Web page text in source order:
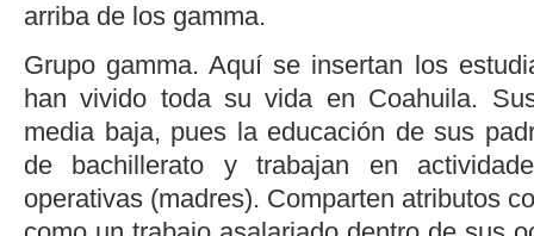
arriba de los gamma.
Grupo gamma. Aquí se insertan los
han vivido toda su vida en Coahuila.
media baja, pues la educación de sus
de bachillerato y trabajan en
operativas (madres). Comparten atributos